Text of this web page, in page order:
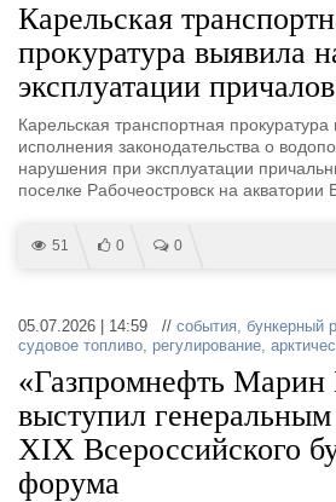
Карельская
прокуратура выявила
эксплуатации
Карельская транспортная
исполнения законодательства о
нарушения при эксплуатации
поселке Рабочеостровск на акватории
51 0 0
05.07.2026 | 14:59 // события, бункерный
судовое топливо, регулирование,
«Газпромнефть Марин
выступил
XIX Всероссийского
форума